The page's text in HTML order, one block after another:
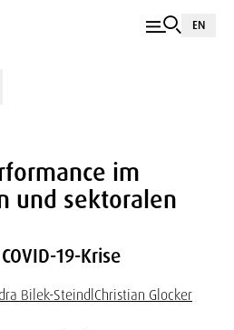
EN
im
und sektoralen
19-Krise
Bilek-Steindl Christian Glocker